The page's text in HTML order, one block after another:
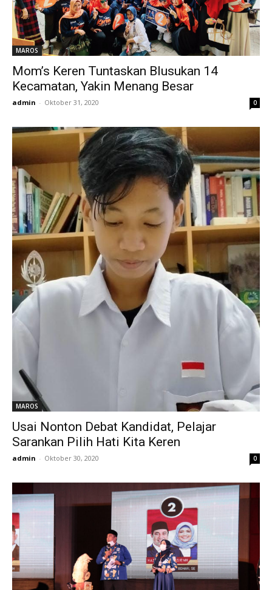
MAROS
Mom’s Keren Tuntaskan Blusukan 14
Kecamatan, Yakin Menang Besar
admin - Oktober 31, 2020 0
MAROS
Usai Nonton Debat Kandidat, Pelajar
Sarankan Pilih Hati Kita Keren
admin - Oktober 30, 2020 0